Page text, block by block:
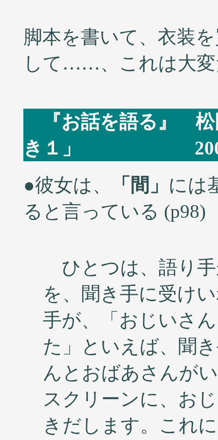
脚本を書いて、衣装
して……、これは大変
『お話を語る』 松
き１」 2005/
●彼女は、
「間」 には
ると言っている (p98)
ひとつは、語り
を、聞き手に受け
手が、「おじいさ
た」といえば、聞
んとおばあさんが
スクリーンに、お
きだします。これ